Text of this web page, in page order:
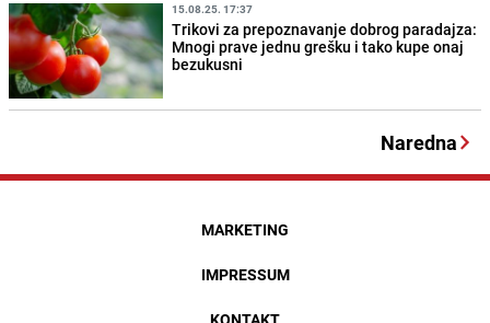
15.08.25. 17:37
Trikovi za prepoznavanje dobrog paradajza:
Mnogi prave jednu grešku i tako kupe onaj
bezukusni
Naredna
MARKETING
IMPRESSUM